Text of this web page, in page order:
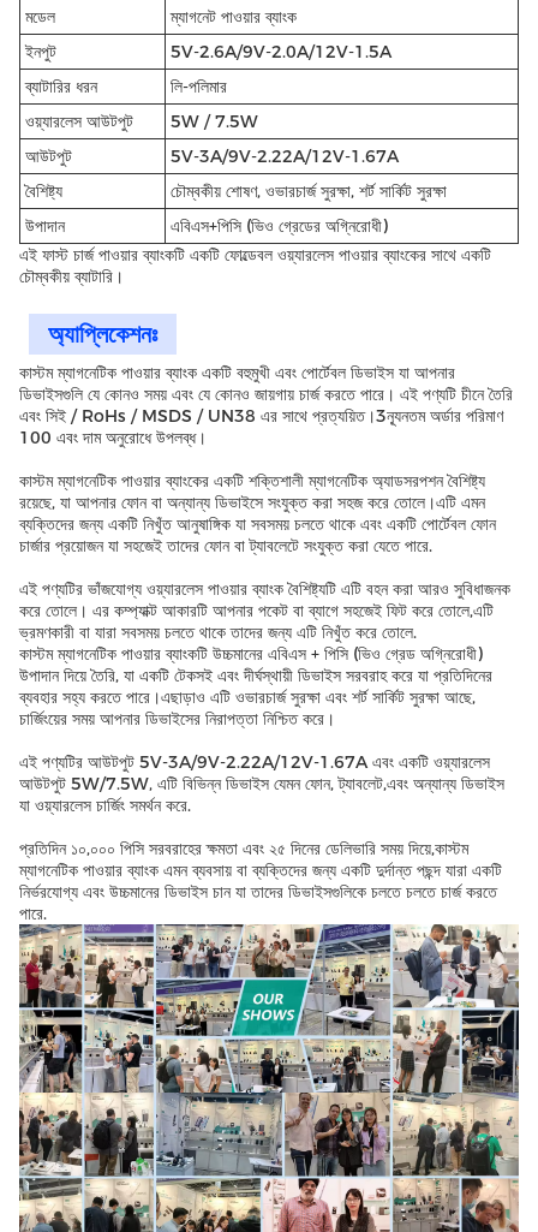
মডেল
ম্যাগনেট পাওয়ার ব্যাংক
ইনপুট
5V-2.6A/9V-2.0A/12V-1.5A
ব্যাটারির ধরন
লি-পলিমার
ওয়্যারলেস আউটপুট
5W / 7.5W
আউটপুট
5V-3A/9V-2.22A/12V-1.67A
বৈশিষ্ট্য
চৌম্বকীয় শোষণ, ওভারচার্জ সুরক্ষা, শর্ট সার্কিট সুরক্ষা
উপাদান
এবিএস+পিসি (ভিও গ্রেডের অগ্নিরোধী)
এই ফাস্ট চার্জ পাওয়ার ব্যাংকটি একটি ফোল্ডেবল ওয়্যারলেস পাওয়ার ব্যাংকের সাথে একটি
চৌম্বকীয় ব্যাটারি।
অ্যাপ্লিকেশনঃ
কাস্টম ম্যাগনেটিক পাওয়ার ব্যাংক একটি বহুমুখী এবং পোর্টেবল ডিভাইস যা আপনার
ডিভাইসগুলি যে কোনও সময় এবং যে কোনও জায়গায় চার্জ করতে পারে। এই পণ্যটি চীনে তৈরি
এবং সিই / RoHs / MSDS / UN38 এর সাথে প্রত্যয়িত।3ন্যূনতম অর্ডার পরিমাণ
100 এবং দাম অনুরোধে উপলব্ধ।
কাস্টম ম্যাগনেটিক পাওয়ার ব্যাংকের একটি শক্তিশালী ম্যাগনেটিক অ্যাডসরপশন বৈশিষ্ট্য
রয়েছে, যা আপনার ফোন বা অন্যান্য ডিভাইসে সংযুক্ত করা সহজ করে তোলে।এটি এমন
ব্যক্তিদের জন্য একটি নিখুঁত আনুষাঙ্গিক যা সবসময় চলতে থাকে এবং একটি পোর্টেবল ফোন
চার্জার প্রয়োজন যা সহজেই তাদের ফোন বা ট্যাবলেটে সংযুক্ত করা যেতে পারে.
এই পণ্যটির ভাঁজযোগ্য ওয়্যারলেস পাওয়ার ব্যাংক বৈশিষ্ট্যটি এটি বহন করা আরও সুবিধাজনক
করে তোলে। এর কম্প্যাক্ট আকারটি আপনার পকেট বা ব্যাগে সহজেই ফিট করে তোলে,এটি
ভ্রমণকারী বা যারা সবসময় চলতে থাকে তাদের জন্য এটি নিখুঁত করে তোলে.
কাস্টম ম্যাগনেটিক পাওয়ার ব্যাংকটি উচ্চমানের এবিএস + পিসি (ভিও গ্রেড অগ্নিরোধী)
উপাদান দিয়ে তৈরি, যা একটি টেকসই এবং দীর্ঘস্থায়ী ডিভাইস সরবরাহ করে যা প্রতিদিনের
ব্যবহার সহ্য করতে পারে।এছাড়াও এটি ওভারচার্জ সুরক্ষা এবং শর্ট সার্কিট সুরক্ষা আছে,
চার্জিংয়ের সময় আপনার ডিভাইসের নিরাপত্তা নিশ্চিত করে।
এই পণ্যটির আউটপুট 5V-3A/9V-2.22A/12V-1.67A এবং একটি ওয়্যারলেস
আউটপুট 5W/7.5W, এটি বিভিন্ন ডিভাইস যেমন ফোন, ট্যাবলেট,এবং অন্যান্য ডিভাইস
যা ওয়্যারলেস চার্জিং সমর্থন করে.
প্রতিদিন ১০,০০০ পিসি সরবরাহের ক্ষমতা এবং ২৫ দিনের ডেলিভারি সময় দিয়ে,কাস্টম
ম্যাগনেটিক পাওয়ার ব্যাংক এমন ব্যবসায় বা ব্যক্তিদের জন্য একটি দুর্দান্ত পছন্দ যারা একটি
নির্ভরযোগ্য এবং উচ্চমানের ডিভাইস চান যা তাদের ডিভাইসগুলিকে চলতে চলতে চার্জ করতে
পারে.